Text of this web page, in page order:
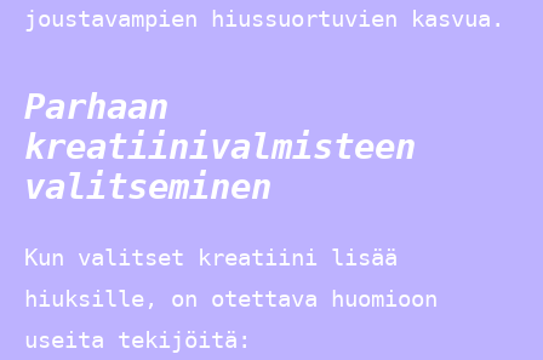
joustavampien hiussuortuvien kasvua.
Parhaan
kreatiinivalmisteen
valitseminen
Kun valitset kreatiini lisää
hiuksille, on otettava huomioon
useita tekijöitä: